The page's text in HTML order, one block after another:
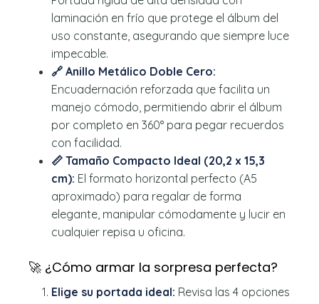
laminación en frío que protege el álbum del
uso constante, asegurando que siempre luce
impecable.
🔗 Anillo Metálico Doble Cero:
Encuadernación reforzada que facilita un
manejo cómodo, permitiendo abrir el álbum
por completo en 360° para pegar recuerdos
con facilidad.
📏 Tamaño Compacto Ideal (20,2 x 15,3
cm): El formato horizontal perfecto (A5
aproximado) para regalar de forma
elegante, manipular cómodamente y lucir en
cualquier repisa u oficina.
🚀 ¿Cómo armar la sorpresa perfecta?
Elige su portada ideal: Revisa las 4 opciones